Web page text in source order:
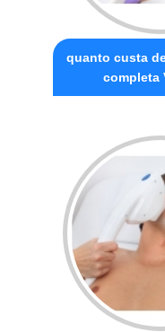
quanto custa
completa